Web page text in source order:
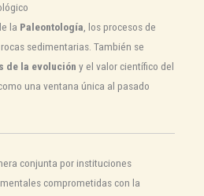
la Paleontología, los procesos de
sedimentarias. También se
de la evolución y el valor científico del
una ventana única al pasado
conjunta por instituciones
comprometidas con la